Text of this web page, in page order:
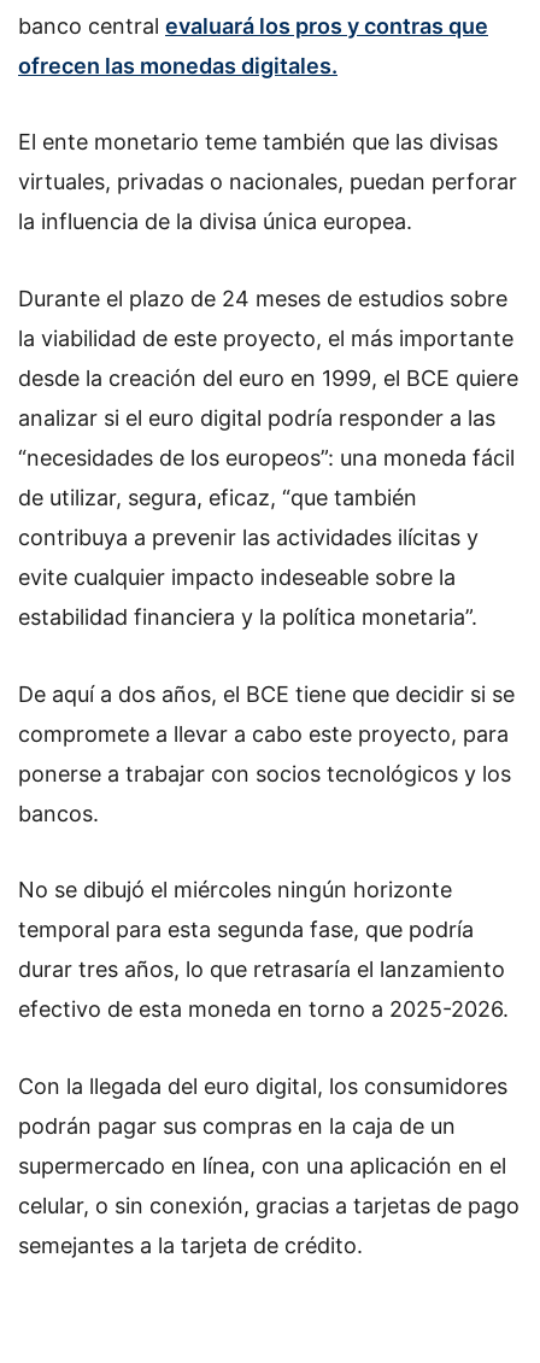
banco central evaluará los pros y contras que
ofrecen las monedas digitales.
El ente monetario teme también que las divisas
virtuales, privadas o nacionales, puedan perforar
la influencia de la divisa única europea.
Durante el plazo de 24 meses de estudios sobre
la viabilidad de este proyecto, el más importante
desde la creación del euro en 1999, el BCE quiere
analizar si el euro digital podría responder a las
“necesidades de los europeos”: una moneda fácil
de utilizar, segura, eficaz, “que también
contribuya a prevenir las actividades ilícitas y
evite cualquier impacto indeseable sobre la
estabilidad financiera y la política monetaria”.
De aquí a dos años, el BCE tiene que decidir si se
compromete a llevar a cabo este proyecto, para
ponerse a trabajar con socios tecnológicos y los
bancos.
No se dibujó el miércoles ningún horizonte
temporal para esta segunda fase, que podría
durar tres años, lo que retrasaría el lanzamiento
efectivo de esta moneda en torno a 2025-2026.
Con la llegada del euro digital, los consumidores
podrán pagar sus compras en la caja de un
supermercado en línea, con una aplicación en el
celular, o sin conexión, gracias a tarjetas de pago
semejantes a la tarjeta de crédito.